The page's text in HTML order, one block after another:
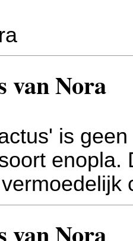
van Nora
is
enopla.